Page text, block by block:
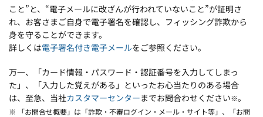
こと”と、“電子メールに改ざんが行われていないこと”が証明さ
れ、お客さまご自身で電子署名を確認し、フィッシング詐欺から
身を守ることができます。
詳しくは電子署名付き電子メールをご参照ください。
万一、「カード情報・パスワード・認証番号を入力してしまっ
た」、「入力した覚えがある」といったお心当たりのある場合
は、至急、当社カスタマーセンターまでお問合わせください※。
※ 「お問合せ概要」は「詐欺・不審ログイン・メール・サイト等」、「お問